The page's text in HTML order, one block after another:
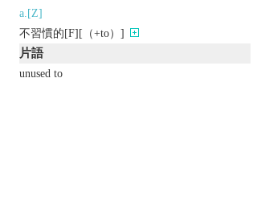
a.[Z]
不習慣的[F][（+to）]
片語
unused to